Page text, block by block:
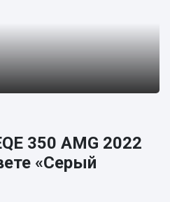
350 AMG 2022
«Серый